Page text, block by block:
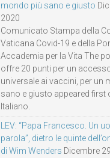
mondo più sano e giusto
2020
Comunicato Stampa della
Vaticana Covid-19 e della
Accademia per la Vita The
offre 20 punti per un
universale ai vaccini, per un
sano e giusto appeared first
Italiano.
LEV: “Papa Francesco. Un
parola”, dietro le quinte
di Wim Wenders Dicembre